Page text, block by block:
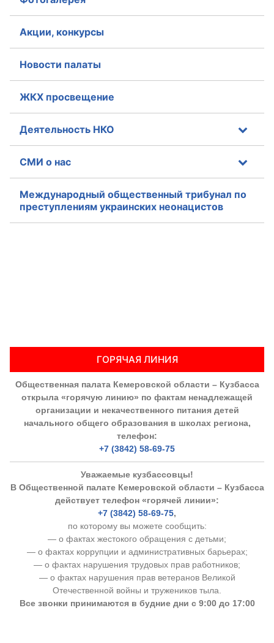
Положения
Соглашения
Аппарат ОП КО
Доходы руководителя за 2024 г.
Акции, конкурсы
Новости палаты
ЖКХ просвещение
Деятельность НКО
СМИ о нас
Международный общественный трибунал по
преступлениям украинских неонацистов
ГОРЯЧАЯ ЛИНИЯ
Общественная палата Кемеровской области – Кузбасса
открыла «горячую линию» по фактам ненадлежащей
организации и некачественного питания детей
начального общего образования в школах региона,
телефон:
+7 (3842) 58-69-75
Уважаемые кузбассовцы!
В Общественной палате Кемеровской области – Кузбасса
действует телефон «горячей линии»:
+7 (3842) 58-69-75,
по которому вы можете сообщить:
— о фактах жестокого обращения с детьми;
— о фактах коррупции и административных барьерах;
— о фактах нарушения трудовых прав работников;
— о фактах нарушения прав ветеранов Великой
Отечественной войны и тружеников тыла.
Все звонки принимаются в будние дни с 9:00 до 17:00